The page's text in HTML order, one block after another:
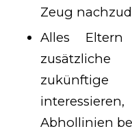
Zeug
Alles
Abhollinien